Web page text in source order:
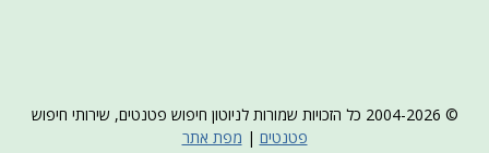
© 2004-2026 כל הזכויות שמורות לניוטון חיפוש פטנטים, שירותי חיפוש
פטנטים | מפת אתר